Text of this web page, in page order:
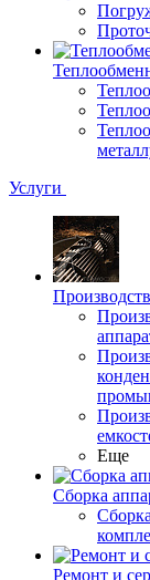
Услуги
Еще
Сборка
Ремонт и